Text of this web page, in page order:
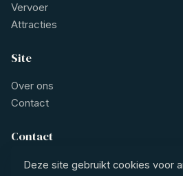
Vervoer
Attracties
Site
Over ons
Contact
Contact
contact@restaurant1eklas.nl
Deze site gebruikt cookies voor